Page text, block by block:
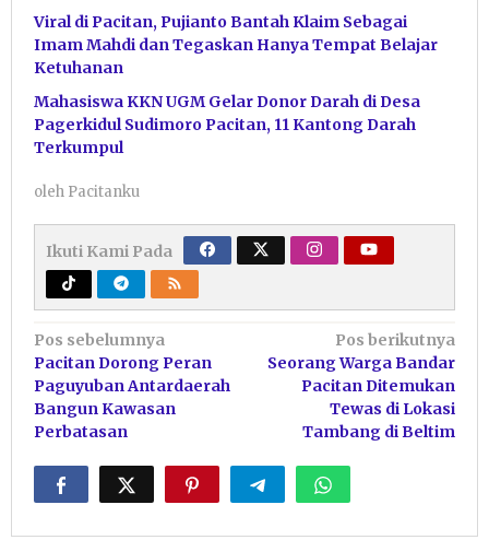
Viral di Pacitan, Pujianto Bantah Klaim Sebagai
Imam Mahdi dan Tegaskan Hanya Tempat Belajar
Ketuhanan
Mahasiswa KKN UGM Gelar Donor Darah di Desa
Pagerkidul Sudimoro Pacitan, 11 Kantong Darah
Terkumpul
oleh Pacitanku
Ikuti Kami Pada
Navigasi
pos
Pos sebelumnya
Pacitan Dorong Peran
Paguyuban Antardaerah
Bangun Kawasan
Perbatasan
Pos berikutnya
Seorang Warga Bandar
Pacitan Ditemukan
Tewas di Lokasi
Tambang di Beltim